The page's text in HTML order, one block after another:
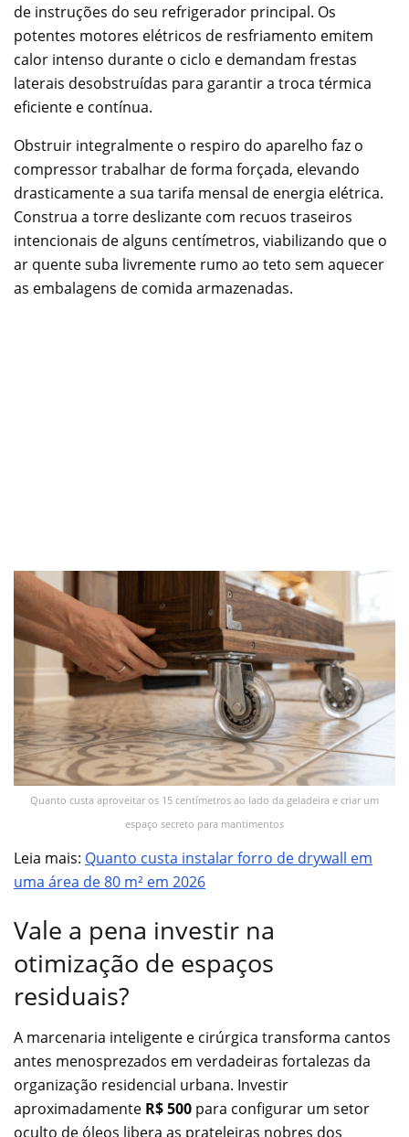
de instruções do seu refrigerador principal. Os
potentes motores elétricos de resfriamento emitem
calor intenso durante o ciclo e demandam frestas
laterais desobstruídas para garantir a troca térmica
eficiente e contínua.
Obstruir integralmente o respiro do aparelho faz o
compressor trabalhar de forma forçada, elevando
drasticamente a sua tarifa mensal de energia elétrica.
Construa a torre deslizante com recuos traseiros
intencionais de alguns centímetros, viabilizando que o
ar quente suba livremente rumo ao teto sem aquecer
as embalagens de comida armazenadas.
Quanto custa aproveitar os 15 centímetros ao lado da geladeira e criar um
espaço secreto para mantimentos
Leia mais: Quanto custa instalar forro de drywall em
uma área de 80 m² em 2026
Vale a pena investir na
otimização de espaços
residuais?
A marcenaria inteligente e cirúrgica transforma cantos
antes menosprezados em verdadeiras fortalezas da
organização residencial urbana. Investir
aproximadamente R$ 500 para configurar um setor
oculto de óleos libera as prateleiras nobres dos